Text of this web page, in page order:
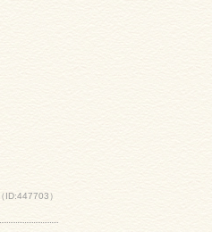
（ID:447703）